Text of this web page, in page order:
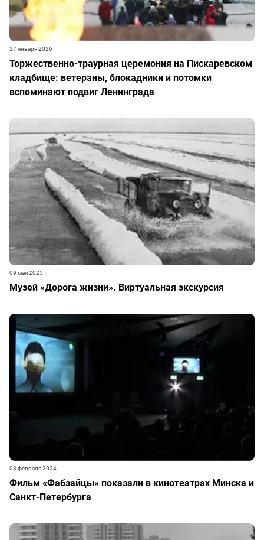
Торжественно‑траурная церемония на Пискаревском
кладбище: ветераны, блокадники и потомки
вспоминают подвиг Ленинграда
27 января 2026
Музей «Дорога жизни». Виртуальная экскурсия
09 мая 2025
Фильм «Фабзайцы» показали в кинотеатрах Минска и
Санкт-Петербурга
08 февраля 2024